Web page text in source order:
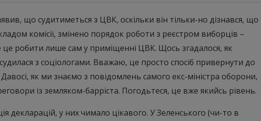
що судитиметься з ЦВК, оскільки він тільки-но дізнався, що
комісії, змінено порядок роботи з реєстром виборців –
робити лише сам у приміщенні ЦВК. Щось згадалося, як
з соціологами. Вважаю, це просто спосіб привернути до
Давосі, як ми знаємо з повідомлень самого екс-міністра оборони,
із земляком-барріста. Погодьтеся, це вже якийсь рівень.
декларацій, у них чимало цікавого. У Зеленського (чи-то в